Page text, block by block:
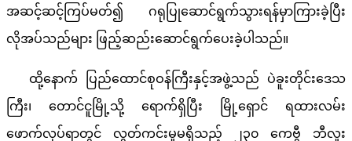
အဆင့်ဆင့်ကြပ်မတ်၍ ဂရုပြုဆောင်ရွက်သွားရန်မှာကြားခဲ့ပြီး
လိုအပ်သည်များ ဖြည့်ဆည်းဆောင်ရွက်ပေးခဲ့ပါသည်။
ထို့နောက် ပြည်ထောင်စုဝန်ကြီးနှင့်အဖွဲ့သည် ပဲခူးတိုင်းဒေသ
ကြီး၊ တောင်ငူမြို့သို့ ရောက်ရှိပြီး မြို့ရှောင် ရထားလမ်း
ဖောက်လုပ်ရာတွင် လွတ်ကင်းမှုမရှိသည့် ၂၃၀ ကေဗွီ ဘီလူး